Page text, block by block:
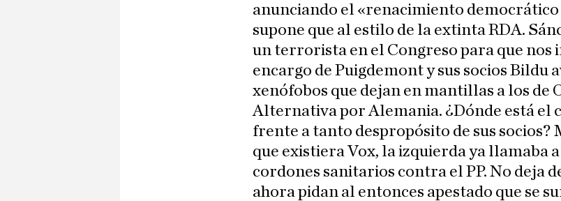
anunciando el «renacimiento democrático
supone que al estilo de la extinta RDA.
un terrorista en el Congreso para que nos
encargo de Puigdemont y sus socios Bildu
xenófobos que dejan en mantillas a los de
Alternativa por Alemania. ¿Dónde está el
frente a tanto despropósito de sus socios?
que existiera Vox, la izquierda ya llamaba
cordones sanitarios contra el PP. No deja
ahora pidan al entonces apestado que se